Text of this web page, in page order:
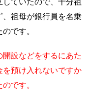
祖母が銀行員を名乗
です。
設などをするにあた
を預け入れないですか
です。